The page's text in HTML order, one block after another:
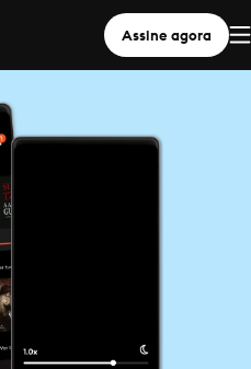
Assine agora